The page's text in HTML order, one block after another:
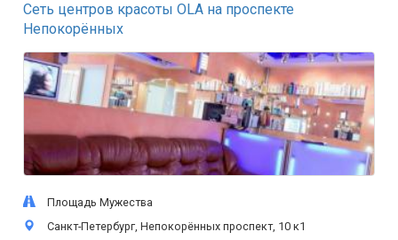
Сеть центров красоты OLA на проспекте
Непокорённых
Площадь Мужества
Санкт-Петербург, Непокорённых проспект, 10 к1